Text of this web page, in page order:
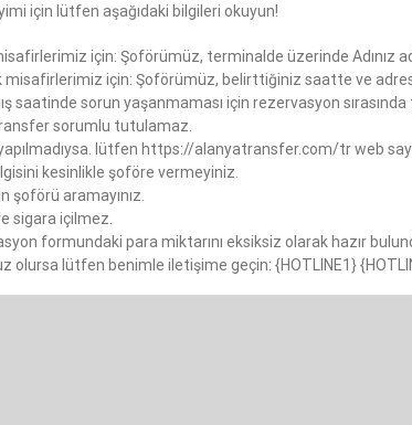
için lütfen aşağıdaki bilgileri okuyun!
için: Şoförümüz, terminalde üzerinde Adınız
misafirlerimiz için: Şoförümüz, belirttiğiniz saatte ve
saatinde sorun yaşanmaması için rezervasyon
sorumlu tutulamaz.
lütfen https://alanyatransfer.com/tr web
kesinlikle şoföre vermeyiniz.
şoförü aramayınız.
sigara içilmez.
formundaki para miktarını eksiksiz olarak hazır
olursa lütfen benimle iletişime geçin: {HOTLINE1}